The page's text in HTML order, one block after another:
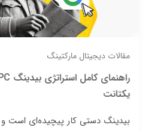
مقالات دیجیتال مارکتینگ
یکتانت
بیدینگ دستی کار پیچیده‌ای است و